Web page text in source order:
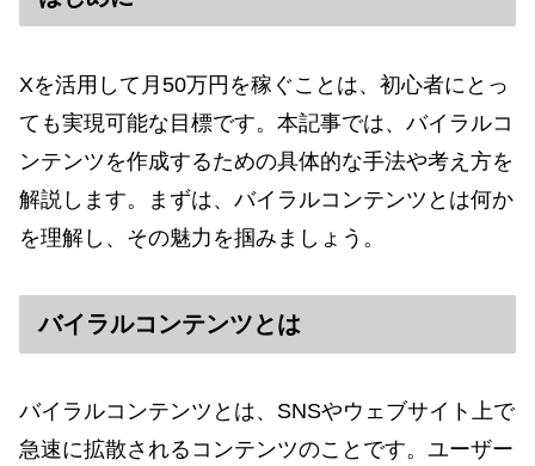
Xを活用して月50万円を稼ぐことは、初心者にとっ
ても実現可能な目標です。本記事では、バイラルコ
ンテンツを作成するための具体的な手法や考え方を
解説します。まずは、バイラルコンテンツとは何か
を理解し、その魅力を掴みましょう。
バイラルコンテンツとは
バイラルコンテンツとは、SNSやウェブサイト上で
急速に拡散されるコンテンツのことです。ユーザー